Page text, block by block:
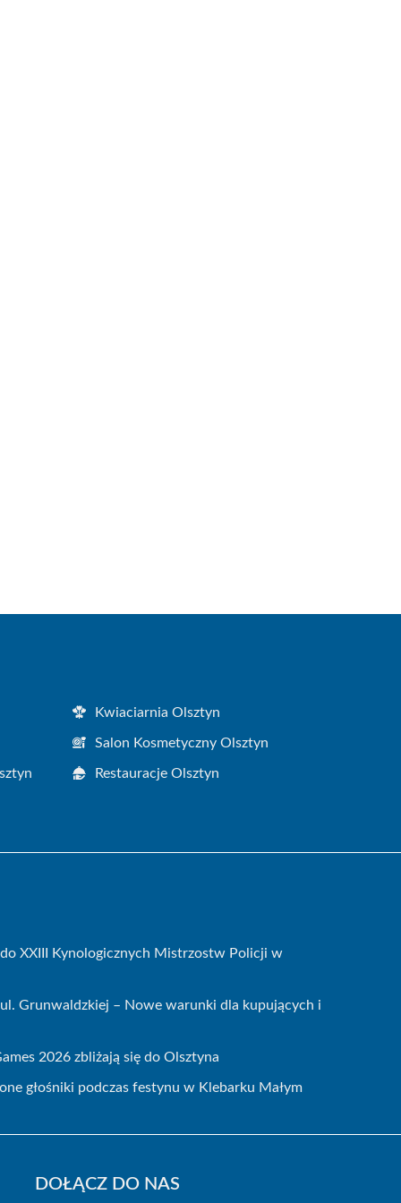
Kwiaciarnia Olsztyn
Salon Kosmetyczny Olsztyn
Restauracje Olsztyn
XXIII Kynologicznych Mistrzostw Policji w
ul. Grunwaldzkiej – Nowe warunki dla kupujących i
2026 zbliżają się do Olsztyna
głośniki podczas festynu w Klebarku Małym
DOŁĄCZ DO NAS